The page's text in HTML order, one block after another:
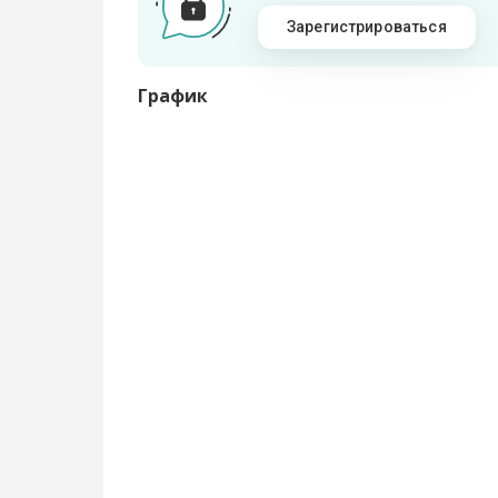
Зарегистрироваться
График